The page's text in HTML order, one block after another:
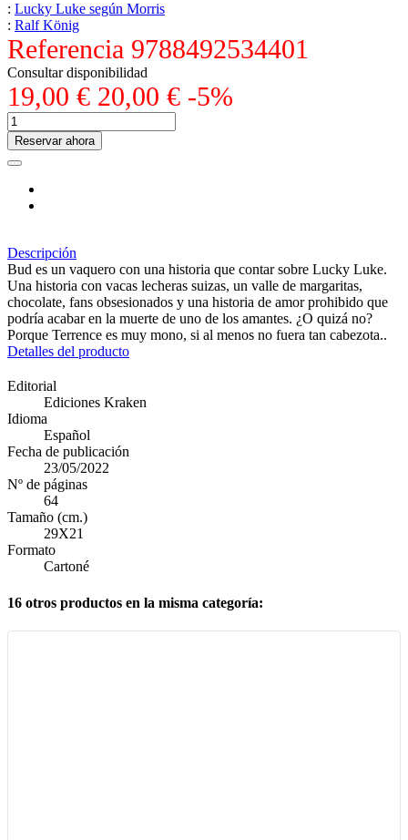
: Lucky Luke según Morris
: Ralf König
Referencia 9788492534401
Consultar disponibilidad
19,00 € 20,00 € -5%
Reservar ahora
Descripción
Bud es un vaquero con una historia que contar sobre Lucky Luke.
Una historia con vacas lecheras suizas, un valle de margaritas,
chocolate, fans obsesionados y una historia de amor prohibido que
podría acabar en la muerte de uno de los amantes. ¿O quizá no?
Porque Terrence es muy mono, si al menos no fuera tan cabezota..
Detalles del producto
Editorial
Ediciones Kraken
Idioma
Español
Fecha de publicación
23/05/2022
Nº de páginas
64
Tamaño (cm.)
29X21
Formato
Cartoné
16 otros productos en la misma categoría: